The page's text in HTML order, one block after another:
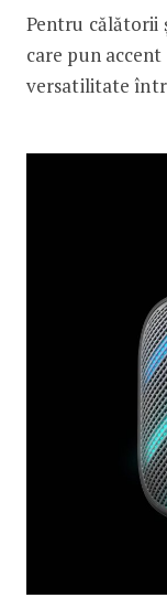
Pentru călătorii
care pun
versatilitate